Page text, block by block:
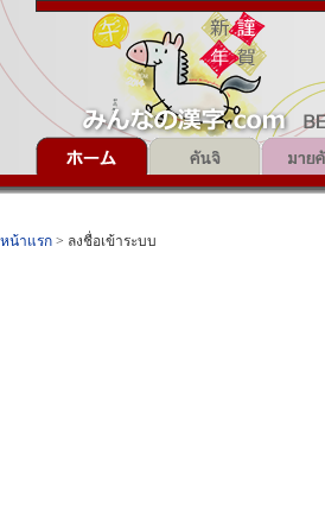
หน้าแรก > ลงชื่อเข้าระบบ